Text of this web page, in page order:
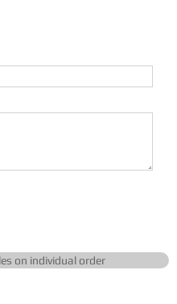
on individual order